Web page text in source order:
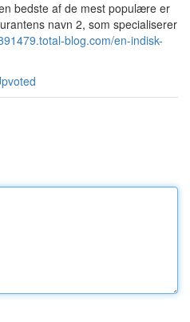
bedste af de mest populære er
navn 2, som specialiserer
blog.com/en-indisk-